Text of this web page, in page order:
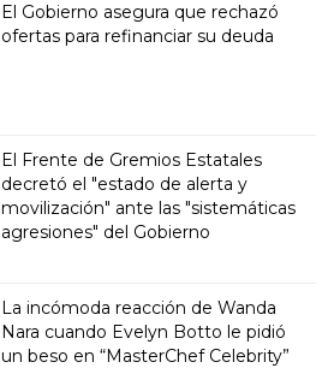
El Gobierno asegura que rechazó
ofertas para refinanciar su deuda
El Frente de Gremios Estatales
decretó el "estado de alerta y
movilización" ante las "sistemáticas
agresiones" del Gobierno
La incómoda reacción de Wanda
Nara cuando Evelyn Botto le pidió
un beso en “MasterChef Celebrity”